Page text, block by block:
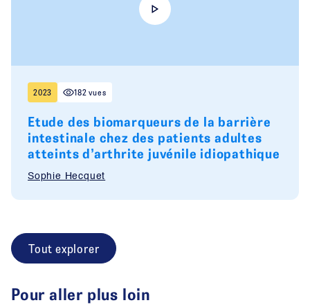
2023 182 vues
Etude des biomarqueurs de la barrière
intestinale chez des patients adultes
atteints d’arthrite juvénile idiopathique
Sophie Hecquet
Tout explorer
Pour aller plus loin